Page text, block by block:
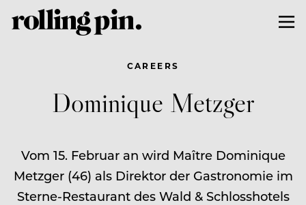
CAREERS
Dominique Metzger
Vom 15. Februar an wird Maître Dominique
Metzger (46) als Direktor der Gastronomie im
Sterne-Restaurant des Wald & Schlosshotels